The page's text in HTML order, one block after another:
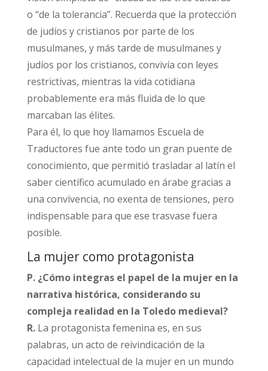
o “de la tolerancia”. Recuerda que la protección
de judíos y cristianos por parte de los
musulmanes, y más tarde de musulmanes y
judíos por los cristianos, convivía con leyes
restrictivas, mientras la vida cotidiana
probablemente era más fluida de lo que
marcaban las élites.​
Para él, lo que hoy llamamos Escuela de
Traductores fue ante todo un gran puente de
conocimiento, que permitió trasladar al latín el
saber científico acumulado en árabe gracias a
una convivencia, no exenta de tensiones, pero
indispensable para que ese trasvase fuera
posible.​
La mujer como protagonista
P. ¿Cómo integras el papel de la mujer en la
narrativa histórica, considerando su
compleja realidad en la Toledo medieval?
R.La protagonista femenina es, en sus
palabras, un acto de reivindicación de la
capacidad intelectual de la mujer en un mundo